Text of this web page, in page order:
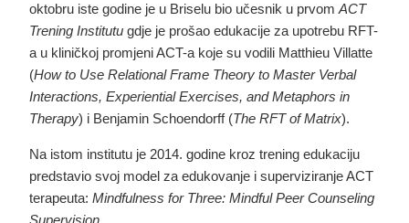
oktobru iste godine je u Briselu bio učesnik u prvomACT
Trening Institutu gdje je prošao edukacije za upotrebu RFT-
a u kliničkoj promjeni ACT-a koje su vodili Matthieu Villatte
(How to Use Relational Frame Theory to Master Verbal
Interactions, Experiential Exercises, and Metaphors in
Therapy) i Benjamin Schoendorff (The RFT of Matrix).
Na istom institutu je 2014. godine kroz trening edukaciju
predstavio svoj model za edukovanje i superviziranje ACT
terapeuta:Mindfulness for Three: Mindful Peer Counseling
Supervision